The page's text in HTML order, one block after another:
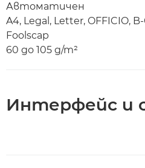
Автоматичен
A4, Legal, Letter, OFFICIO,
Foolscap
60 до 105 g/m²
Интерфейс и